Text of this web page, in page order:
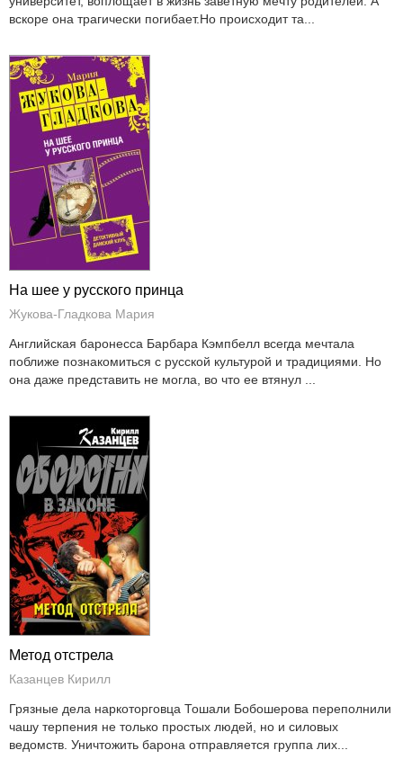
вскоре она трагически погибает.Но происходит та...
На шее у русского принца
Жукова-Гладкова Мария
Английская баронесса Барбара Кэмпбелл всегда мечтала
поближе познакомиться с русской культурой и традициями. Но
она даже представить не могла, во что ее втянул ...
Метод отстрела
Казанцев Кирилл
Грязные дела наркоторговца Тошали Бобошерова переполнили
чашу терпения не только простых людей, но и силовых
ведомств. Уничтожить барона отправляется группа лих...